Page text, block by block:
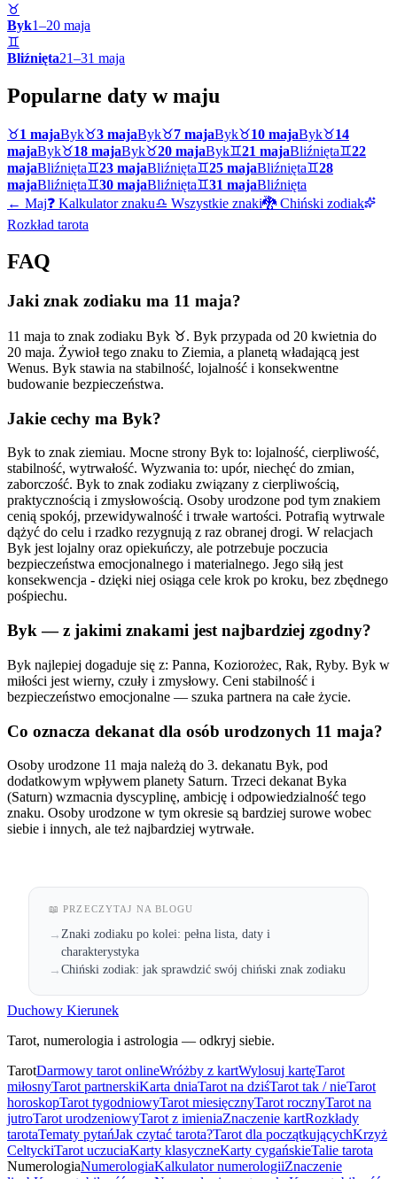
♉
Byk1–20 maja
♊
Bliźnięta21–31 maja
Popularne daty wmaju
♉1 majaByk♉3 majaByk♉7 majaByk♉10 majaByk♉14
majaByk♉18 majaByk♉20 majaByk♊21 majaBliźnięta♊22
majaBliźnięta♊23 majaBliźnięta♊25 majaBliźnięta♊28
majaBliźnięta♊30 majaBliźnięta♊31 majaBliźnięta
← Maj❓ Kalkulator znaku♎ Wszystkie znaki🐉 Chiński zodiak
Rozkład tarota
FAQ
Jaki znak zodiaku ma 11 maja?
11 maja to znak zodiaku Byk ♉. Byk przypada od 20 kwietnia do
20 maja. Żywioł tego znaku to Ziemia, a planetą władającą jest
Wenus. Byk stawia na stabilność, lojalność i konsekwentne
budowanie bezpieczeństwa.
Jakie cechy ma Byk?
Byk to znak ziemiau. Mocne strony Byk to: lojalność, cierpliwość,
stabilność, wytrwałość. Wyzwania to: upór, niechęć do zmian,
zaborczość. Byk to znak zodiaku związany z cierpliwością,
praktycznością i zmysłowością. Osoby urodzone pod tym znakiem
cenią spokój, przewidywalność i trwałe wartości. Potrafią wytrwale
dążyć do celu i rzadko rezygnują z raz obranej drogi. W relacjach
Byk jest lojalny oraz opiekuńczy, ale potrzebuje poczucia
bezpieczeństwa emocjonalnego i materialnego. Jego siłą jest
konsekwencja - dzięki niej osiąga cele krok po kroku, bez zbędnego
pośpiechu.
Byk — z jakimi znakami jest najbardziej zgodny?
Byk najlepiej dogaduje się z: Panna, Koziorożec, Rak, Ryby. Byk w
miłości jest wierny, czuły i zmysłowy. Ceni stabilność i
bezpieczeństwo emocjonalne — szuka partnera na całe życie.
Co oznacza dekanat dla osób urodzonych 11 maja?
Osoby urodzone 11 maja należą do 3. dekanatu Byk, pod
dodatkowym wpływem planety Saturn. Trzeci dekanat Byka
(Saturn) wzmacnia dyscyplinę, ambicję i odpowiedzialność tego
znaku. Osoby urodzone w tym okresie są bardziej surowe wobec
siebie i innych, ale też najbardziej wytrwałe.
📖 PRZECZYTAJ NA BLOGU
→Znaki zodiaku po kolei: pełna lista, daty i
charakterystyka
→Chiński zodiak: jak sprawdzić swój chiński znak zodiaku
Duchowy Kierunek
Tarot, numerologia i astrologia — odkryj siebie.
TarotDarmowy tarot onlineWróżby z kartWylosuj kartęTarot
miłosnyTarot partnerskiKarta dniaTarot na dziśTarot tak / nieTarot
horoskopTarot tygodniowyTarot miesięcznyTarot rocznyTarot na
jutroTarot urodzeniowyTarot z imieniaZnaczenie kartRozkłady
tarotaTematy pytańJak czytać tarota?Tarot dla początkującychKrzyż
CeltyckiTarot uczuciaKarty klasyczneKarty cygańskieTalie tarota
NumerologiaNumerologiaKalkulator numerologiiZnaczenie